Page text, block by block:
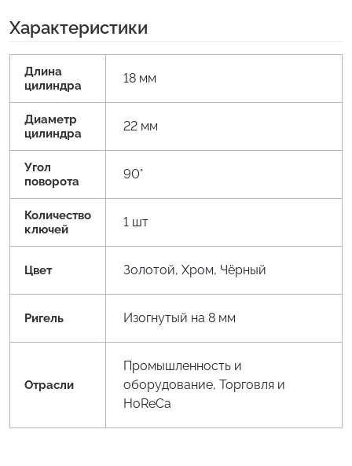
Характеристики
Длина
цилиндра
18 мм
Диаметр
цилиндра
22 мм
Угол
поворота
90°
Количество
ключей
1 шт
Цвет Золотой, Хром, Чёрный
Ригель Изогнутый на 8 мм
Отрасли
Промышленность и
оборудование, Торговля и
HoReCa